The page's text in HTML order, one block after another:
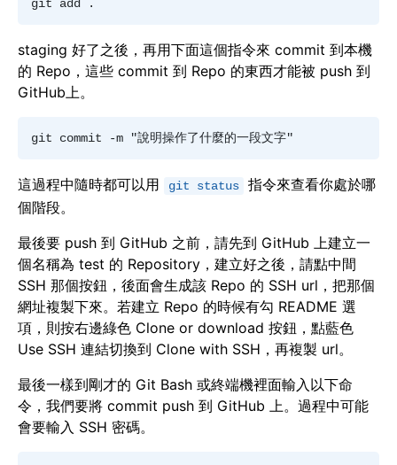
staging 好了之後，再用下面這個指令來 commit 到本機
的 Repo，這些 commit 到 Repo 的東西才能被 push 到
GitHub上。
這過程中隨時都可以用 git status
指令來查看你處於哪
個階段。
最後要 push 到 GitHub 之前，請先到 GitHub 上建立一
個名稱為 test 的 Repository，建立好之後，請點中間
SSH 那個按鈕，後面會生成該 Repo 的 SSH url，把那個
網址複製下來。若建立 Repo 的時候有勾 README 選
項，則按右邊綠色 Clone or download 按鈕，點藍色
Use SSH 連結切換到 Clone with SSH，再複製 url。
最後一樣到剛才的 Git Bash 或終端機裡面輸入以下命
令，我們要將 commit push 到 GitHub 上。過程中可能
會要輸入 SSH 密碼。